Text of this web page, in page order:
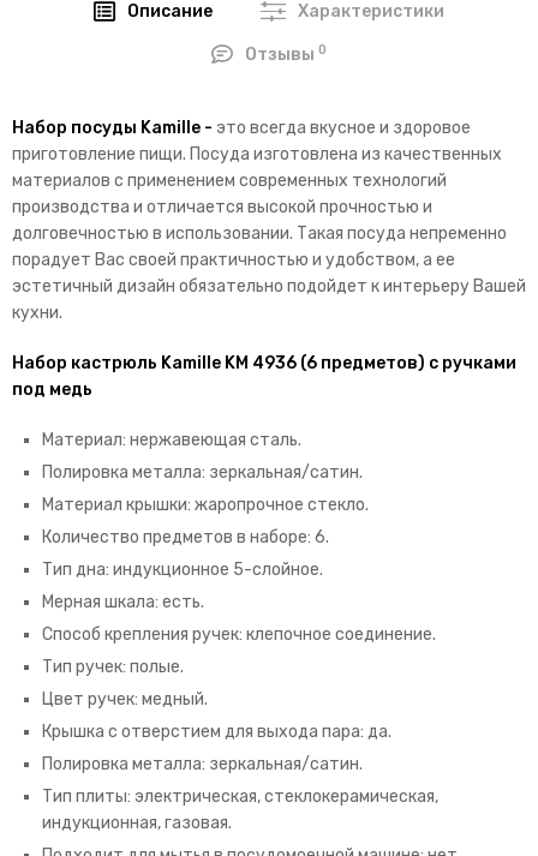
Описание Характеристики
Отзывы0
Набор посуды Kamille - это всегда вкусное и здоровое
приготовление пищи. Посуда изготовлена из качественных
материалов с применением современных технологий
производства и отличается высокой прочностью и
долговечностью в использовании. Такая посуда непременно
порадует Вас своей практичностью и удобством, а ее
эстетичный дизайн обязательно подойдет к интерьеру Вашей
кухни.
Набор кастрюль Kamille KM 4936 (6 предметов) с ручками
под медь
Материал: нержавеющая сталь.
Полировка металла: зеркальная/сатин.
Материал крышки: жаропрочное стекло.
Количество предметов в наборе: 6.
Тип дна: индукционное 5-слойное.
Мерная шкала: есть.
Способ крепления ручек: клепочное соединение.
Тип ручек: полые.
Цвет ручек: медный.
Крышка с отверстием для выхода пара: да.
Полировка металла: зеркальная/сатин.
Тип плиты: электрическая, стеклокерамическая,
индукционная, газовая.